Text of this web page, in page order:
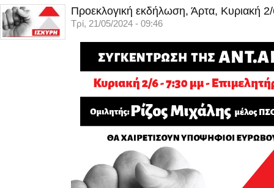
Προεκλογική εκδήλωση, Άρτα, Κυριακή
Τρί, 21/05/2024 - 09:46